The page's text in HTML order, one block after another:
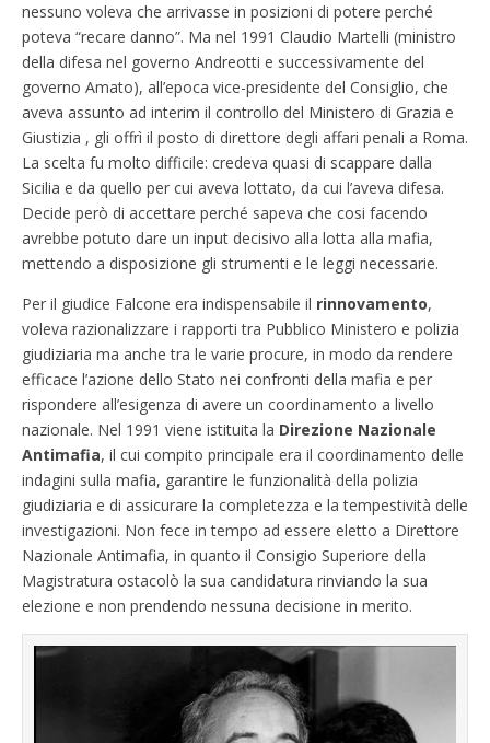
nessuno voleva che arrivasse in posizioni di potere perché
poteva “recare danno”. Ma nel 1991 Claudio Martelli (ministro
della difesa nel governo Andreotti e successivamente del
governo Amato), all’epoca vice-presidente del Consiglio, che
aveva assunto ad interim il controllo del Ministero di Grazia e
Giustizia , gli offrì il posto di direttore degli affari penali a Roma.
La scelta fu molto difficile: credeva quasi di scappare dalla
Sicilia e da quello per cui aveva lottato, da cui l’aveva difesa.
Decide però di accettare perché sapeva che cosi facendo
avrebbe potuto dare un input decisivo alla lotta alla mafia,
mettendo a disposizione gli strumenti e le leggi necessarie.
Per il giudice Falcone era indispensabile il rinnovamento,
voleva razionalizzare i rapporti tra Pubblico Ministero e polizia
giudiziaria ma anche tra le varie procure, in modo da rendere
efficace l’azione dello Stato nei confronti della mafia e per
rispondere all’esigenza di avere un coordinamento a livello
nazionale. Nel 1991 viene istituita la Direzione Nazionale
Antimafia, il cui compito principale era il coordinamento delle
indagini sulla mafia, garantire le funzionalità della polizia
giudiziaria e di assicurare la completezza e la tempestività delle
investigazioni. Non fece in tempo ad essere eletto a Direttore
Nazionale Antimafia, in quanto il Consigio Superiore della
Magistratura ostacolò la sua candidatura rinviando la sua
elezione e non prendendo nessuna decisione in merito.